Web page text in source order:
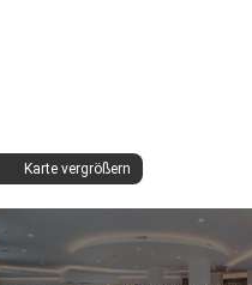
Karte vergrößern